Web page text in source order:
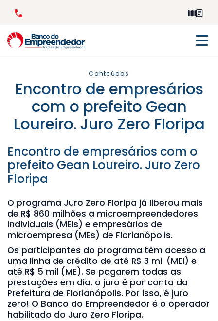
Conteúdos
Encontro de empresários
com o prefeito Gean
Loureiro. Juro Zero Floripa
Encontro de empresários com o
prefeito Gean Loureiro. Juro Zero
Floripa
O programa Juro Zero Floripa já liberou mais
de R$ 860 milhões a microempreendedores
individuais (MEIs) e empresários de
microempresa (MEs) de Florianópolis.
Os participantes do programa têm acesso a
uma linha de crédito de até R$ 3 mil (MEI) e
até R$ 5 mil (ME). Se pagarem todas as
prestações em dia, o juro é por conta da
Prefeitura de Florianópolis. Por isso, é juro
zero! O Banco do Empreendedor é o operador
habilitado do Juro Zero Floripa.